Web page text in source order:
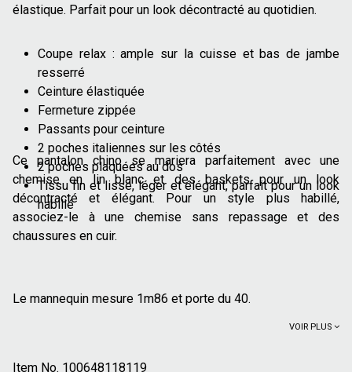
élastique. Parfait pour un look décontracté au quotidien.
Coupe relax : ample sur la cuisse et bas de jambe
resserré
Ceinture élastiquée
Fermeture zippée
Passants pour ceinture
2 poches italiennes sur les côtés
2 poches plaquées au dos
Tissu fin et lisse, léger et élégant, parfait pour un look
habillé
Ce pantalon chino se mariera parfaitement avec une
chemise en lin blanc et des baskets pour un look
décontracté et élégant. Pour un style plus habillé,
associez-le à une chemise sans repassage et des
chaussures en cuir.
Le mannequin mesure 1m86 et porte du 40.
VOIR PLUS
Item No. 100648118119